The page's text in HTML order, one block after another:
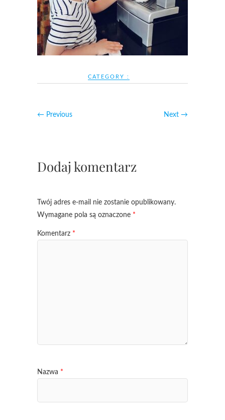
CATEGORY :
← Previous Next →
Dodaj komentarz
Twój adres e-mail nie zostanie opublikowany.
Wymagane pola są oznaczone *
Komentarz *
Nazwa *